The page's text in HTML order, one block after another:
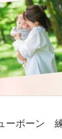
ーボーン